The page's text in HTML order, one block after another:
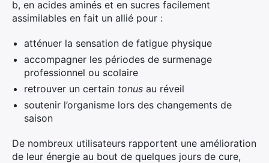
b, en acides aminés et en sucres facilement
assimilables en fait un allié pour :
atténuer la sensation de fatigue physique
accompagner les périodes de surmenage
professionnel ou scolaire
retrouver un certain tonus au réveil
soutenir l’organisme lors des changements de
saison
De nombreux utilisateurs rapportent une amélioration
de leur énergie au bout de quelques jours de cure,